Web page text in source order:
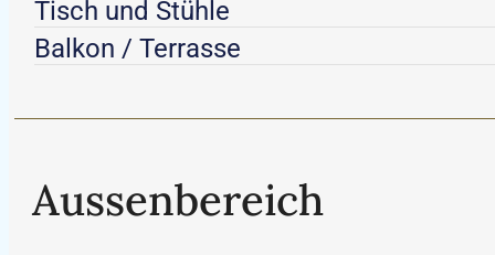
Tisch und Stühle
Balkon / Terrasse
Aussenbereich